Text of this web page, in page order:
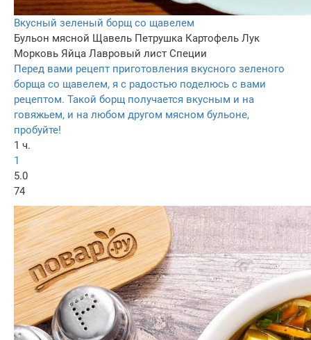
Вкусный зеленый борщ со щавелем
Бульон мясной Щавель Петрушка Картофель Лук
Морковь Яйца Лавровый лист Специи
Перед вами рецепт приготовления вкусного зеленого
борща со щавелем, я с радостью поделюсь с вами
рецептом. Такой борщ получается вкусным и на
говяжьем, и на любом другом мясном бульоне,
пробуйте!
1 ч.
1
5.0
74